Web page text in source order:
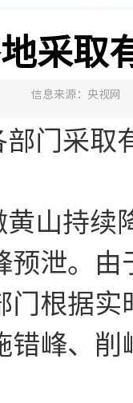
采取
信息来源：央视网
门采
黄山持
预泄。
门根据
错峰、削